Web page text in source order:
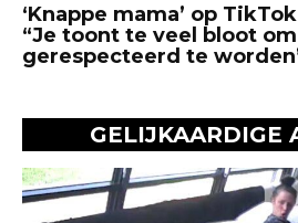
‘Knappe mama’ op
“Je toont te veel bloot om
gerespecteerd te
GELIJKAARDIGE